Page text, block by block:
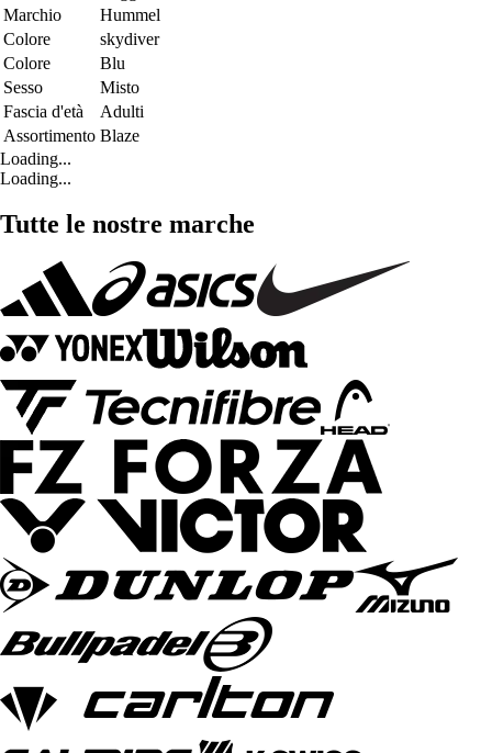
Marchio
Hummel
Colore
skydiver
Colore
Blu
Sesso
Misto
Fascia d'età
Adulti
Assortimento Blaze
Loading...
Loading...
Tutte le nostre marche